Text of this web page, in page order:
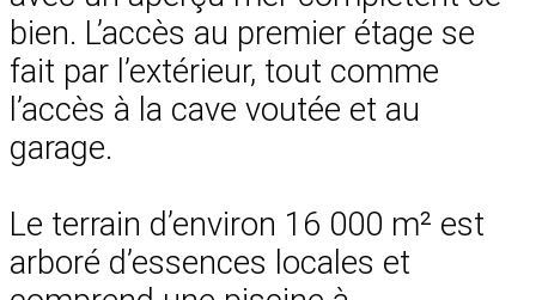
bien. L’accès au premier étage se
fait par l’extérieur, tout comme
l’accès à la cave voutée et au
garage.
Le terrain d’environ 16 000 m² est
arboré d’essences locales et